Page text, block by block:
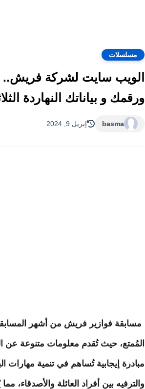
مسلسلات
ورقمك و بياناتك النهاردة الثلاثاء 30
basma إبريل 9, 2024
مسابقة فوازير فريش من أشهر
المُمتع، حيث تُقدم معلومات متنوعة عن
مبادرة إيجابية تُساهم في تنمية مهارات
والترفيه بين أفراد العائلة